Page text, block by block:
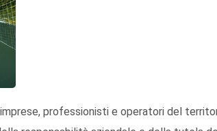
professionisti e operatori del